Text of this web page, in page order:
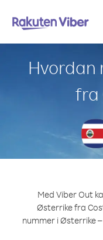
Hvordan
fra
Med Viber Out
Østerrike fra
nummer i Østerrike